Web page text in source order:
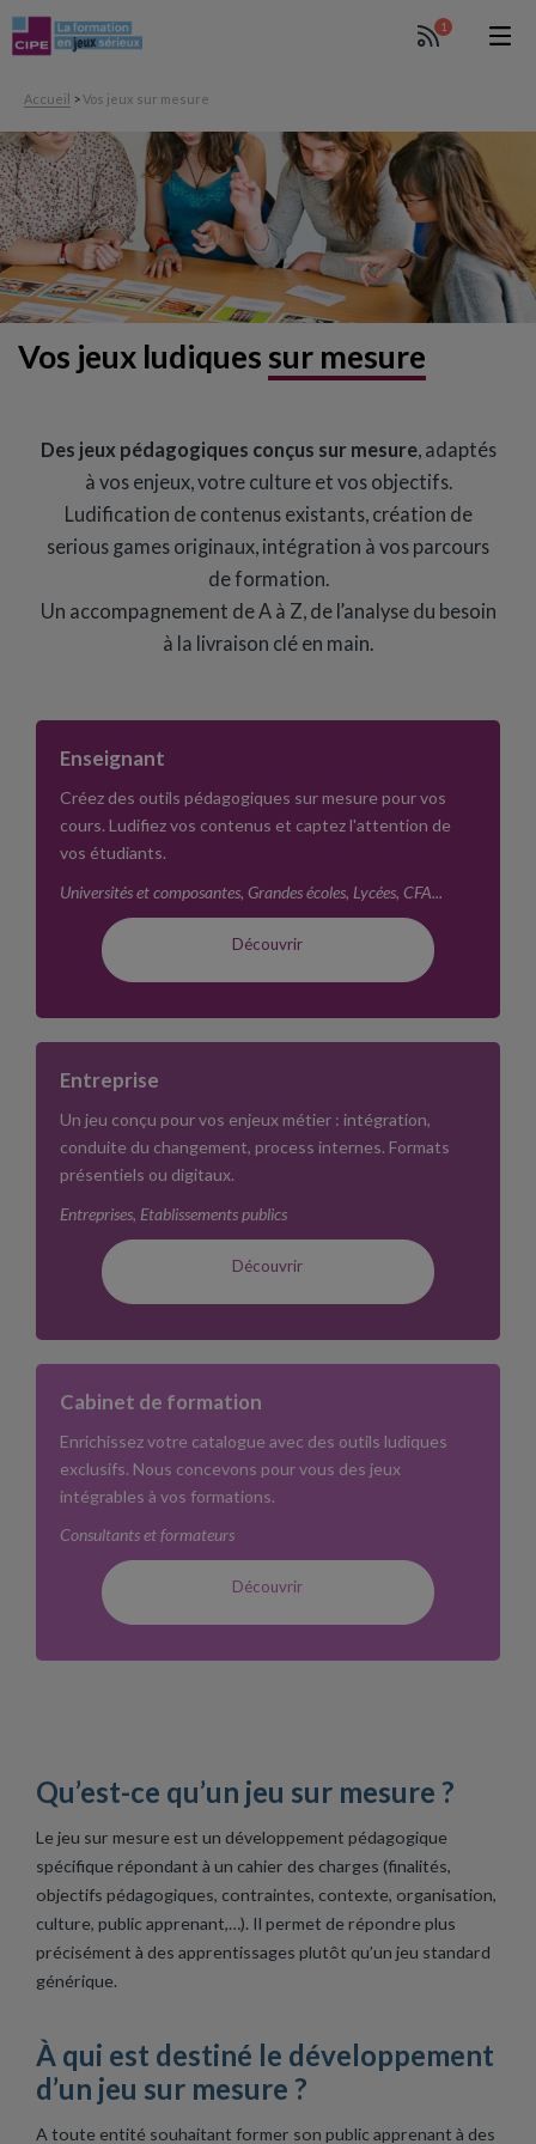
1
Accueil >Vos jeux sur mesure
Vos jeux ludiques sur mesure
Des jeux pédagogiques conçus sur mesure, adaptés
à vos enjeux, votre culture et vos objectifs.
Ludification de contenus existants, création de
serious games originaux, intégration à vos parcours
de formation.
Un accompagnement de A à Z, de l’analyse du besoin
à la livraison clé en main.
Enseignant
Créez des outils pédagogiques sur mesure pour vos
cours. Ludifiez vos contenus et captez l'attention de
vos étudiants.
Universités et composantes, Grandes écoles, Lycées, CFA...
Découvrir
Entreprise
Un jeu conçu pour vos enjeux métier : intégration,
conduite du changement, process internes. Formats
présentiels ou digitaux.
Entreprises, Etablissements publics
Découvrir
Cabinet de formation
Enrichissez votre catalogue avec des outils ludiques
exclusifs. Nous concevons pour vous des jeux
intégrables à vos formations.
Consultants et formateurs
Découvrir
Qu’est-ce qu’un jeu sur mesure ?
Le jeu sur mesure est un développement pédagogique
spécifique répondant à un cahier des charges (finalités,
objectifs pédagogiques, contraintes, contexte, organisation,
culture, public apprenant,…). Il permet de répondre plus
précisément à des apprentissages plutôt qu’un jeu standard
générique.
À qui est destiné le développement
d’un jeu sur mesure ?
A toute entité souhaitant former son public apprenant à des